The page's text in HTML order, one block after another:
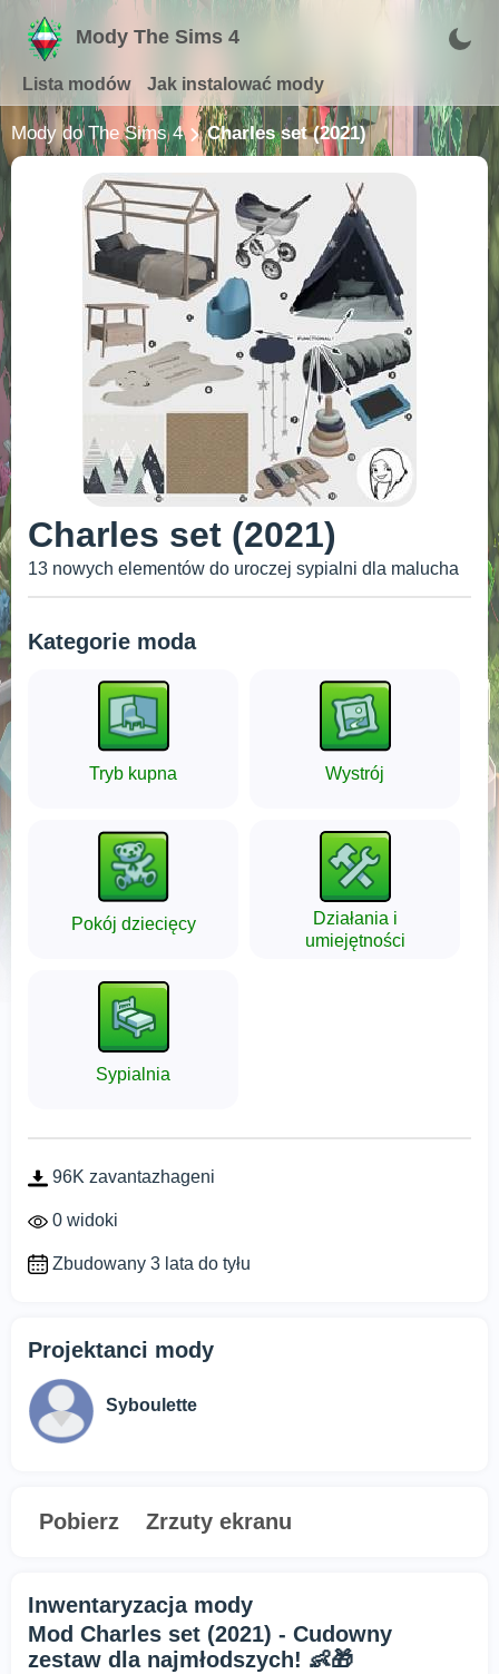
Mody The Sims 4
Lista modów Jak instalować mody
Mody do The Sims 4 Charles set (2021)
Charles set (2021)
13 nowych elementów do uroczej sypialni dla malucha
Kategorie moda
Tryb kupna Wystrój
Pokój dziecięcy
Działania i
umiejętności
Sypialnia
96K zavantazhageni
0 widoki
Zbudowany 3 lata do tyłu
Projektanci mody
Syboulette
Pobierz Zrzuty ekranu
Inwentaryzacja mody
Mod Charles set (2021) - Cudowny
zestaw dla najmłodszych! 👶🎁